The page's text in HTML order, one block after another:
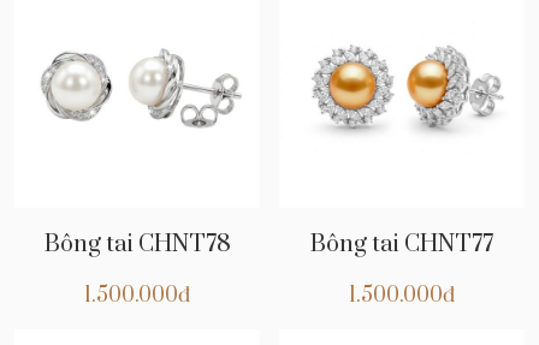
Bông tai CHNT78
1.500.000đ
Bông tai CHNT77
1.500.000đ